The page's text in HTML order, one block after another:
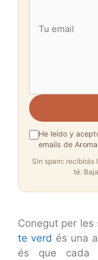
He leído y
emails de
Sin spam: recibirás
té.
Conegut per les
te verd és una
és que cada